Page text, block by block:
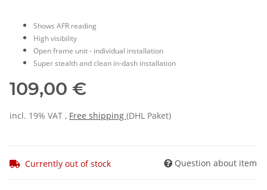
Shows AFR reading
High visibility
Open frame unit - individual installation
Super stealth and clean in-dash installation
109,00 €
incl. 19% VAT , Free shipping (DHL Paket)
Currently out of stock Question about item